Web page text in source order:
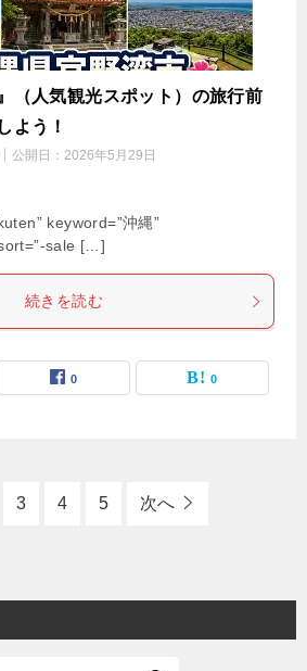
（人気観光スポット）の旅行前
よう！
公開日： 2026年5月29日
keyword=”沖縄”
sale […]
続きを読む
0 0
3 4 5 次へ